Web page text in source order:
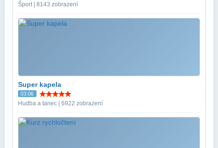
Šport | 8143 zobrazení
Super kapela
03:06
Hudba a tanec | 6922 zobrazení